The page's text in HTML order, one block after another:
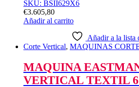
SKU: BSII629X6
€3.605,80
Añadir al carrito
Añadir a la lista
Corte Vertical, MAQUINAS
MAQUINA
VERTICAL TEXTIL